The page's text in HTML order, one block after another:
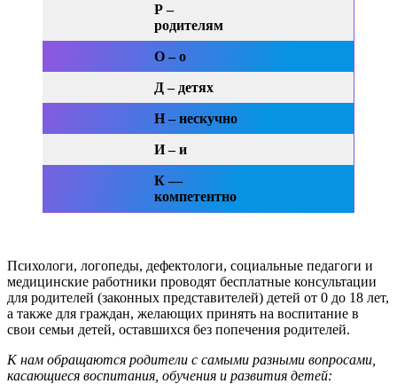
Р –
родителям
О – о
Д – детях
Н – нескучно
И – и
К —
компетентно
Психологи, логопеды, дефектологи, социальные педагоги и
медицинские работники проводят бесплатные консультации
для родителей (законных представителей) детей от 0 до 18 лет,
а также для граждан, желающих принять на воспитание в
свои семьи детей, оставшихся без попечения родителей.
К нам обращаются родители с самыми разными вопросами,
касающиеся воспитания, обучения и развития детей: